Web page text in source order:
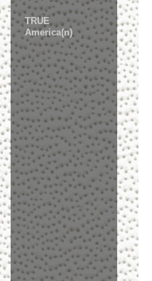
TRUE
America(n)